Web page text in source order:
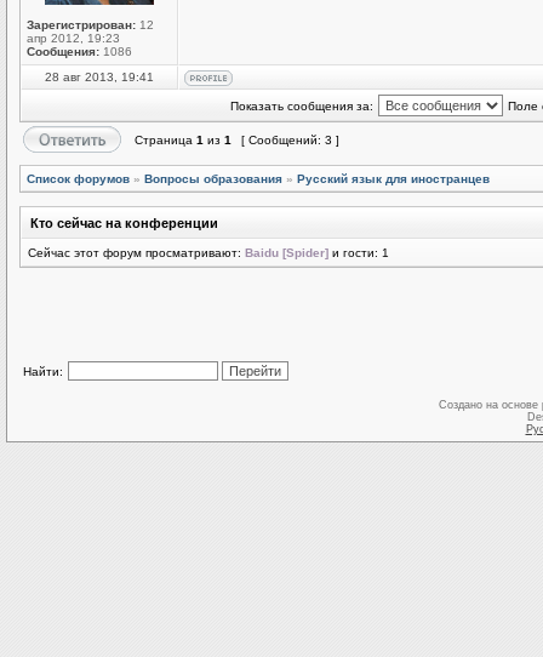
Зарегистрирован: 12
апр 2012, 19:23
Сообщения: 1086
28 авг 2013, 19:41
Показать сообщения за: Поле
Страница 1 из 1 [ Сообщений: 3 ]
Список форумов » Вопросы образования » Русский язык для иностранцев
Кто сейчас на конференции
Сейчас этот форум просматривают: Baidu [Spider] и гости: 1
Найти:
Создано на основе